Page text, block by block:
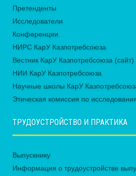
Претенденты
Исследователи
Конференции
НИРС КарУ Казпотребсоюза
Вестник КарУ Казпотребсоюза (сайт)
НИИ КарУ Казпотребсоюза
Научные школы КарУ
Этическая комиссия по
ТРУДОУСТРОЙСТВО И ПРАКТИКА
Выпускнику
Информация о трудоустройстве